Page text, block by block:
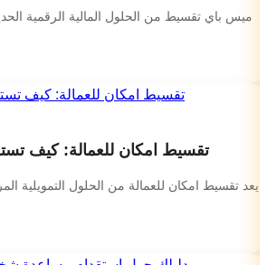
ميس باي تقسيط من الحلول المالية الرقمية
تقسيط امكان للعمالة: كيف
يعد تقسيط امكان للعمالة من الحلول التمويلية